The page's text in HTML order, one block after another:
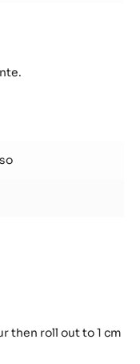
then roll out to 1 cm